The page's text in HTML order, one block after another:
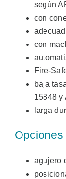
según
con
con
Fire-
baja
15848 y
larga
Opciones
agujero